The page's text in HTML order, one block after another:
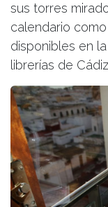
sus torres
calendario
disponibles en
librerías de